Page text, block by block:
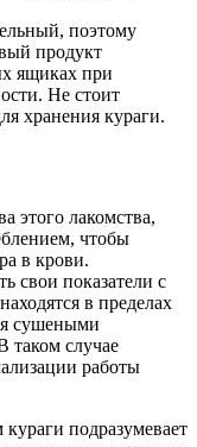
поэтому
продукт
ящиках при
Не стоит
хранения кураги.
этого лакомства,
чтобы
в крови.
свои показатели с
в пределах
сушеными
таком случае
работы
подразумевает